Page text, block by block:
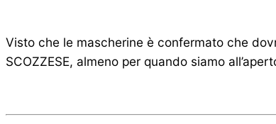
Visto che le mascherine è confermato che
SCOZZESE, almeno per quando siamo